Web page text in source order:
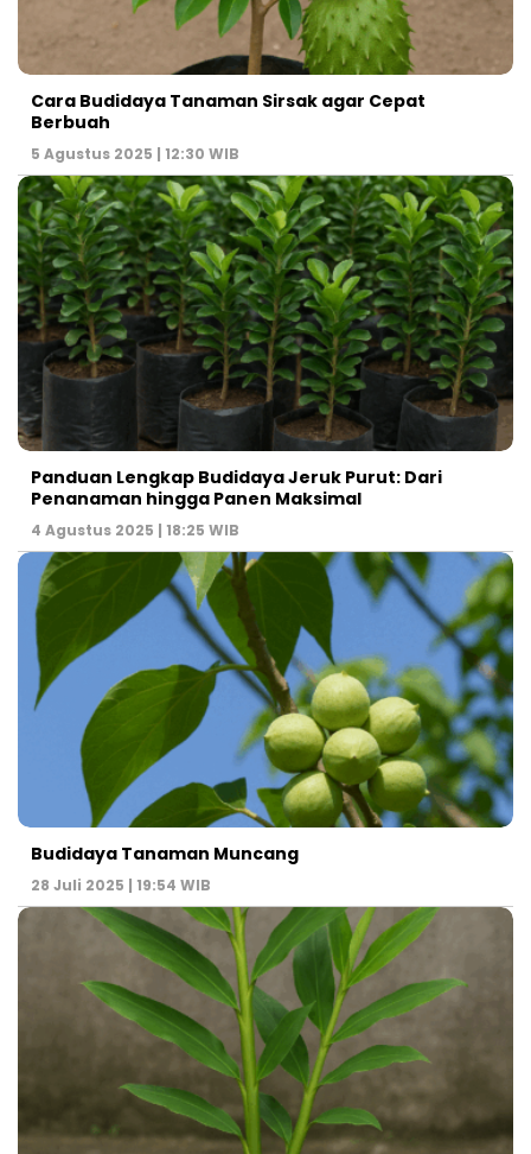
Cara Budidaya Tanaman Sirsak agar Cepat
Berbuah
5 Agustus 2025 | 12:30 WIB
Panduan Lengkap Budidaya Jeruk Purut: Dari
Penanaman hingga Panen Maksimal
4 Agustus 2025 | 18:25 WIB
Budidaya Tanaman Muncang
28 Juli 2025 | 19:54 WIB